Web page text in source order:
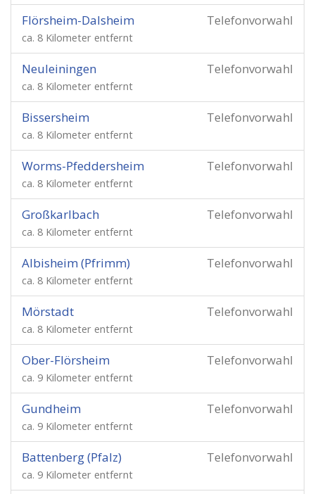
Telefonvorwahl
Flörsheim-Dalsheim
ca. 8 Kilometer entfernt
Telefonvorwahl
Neuleiningen
ca. 8 Kilometer entfernt
Telefonvorwahl
Bissersheim
ca. 8 Kilometer entfernt
Telefonvorwahl
Worms-Pfeddersheim
ca. 8 Kilometer entfernt
Telefonvorwahl
Großkarlbach
ca. 8 Kilometer entfernt
Telefonvorwahl
Albisheim (Pfrimm)
ca. 8 Kilometer entfernt
Telefonvorwahl
Mörstadt
ca. 8 Kilometer entfernt
Telefonvorwahl
Ober-Flörsheim
ca. 9 Kilometer entfernt
Telefonvorwahl
Gundheim
ca. 9 Kilometer entfernt
Telefonvorwahl
Battenberg (Pfalz)
ca. 9 Kilometer entfernt